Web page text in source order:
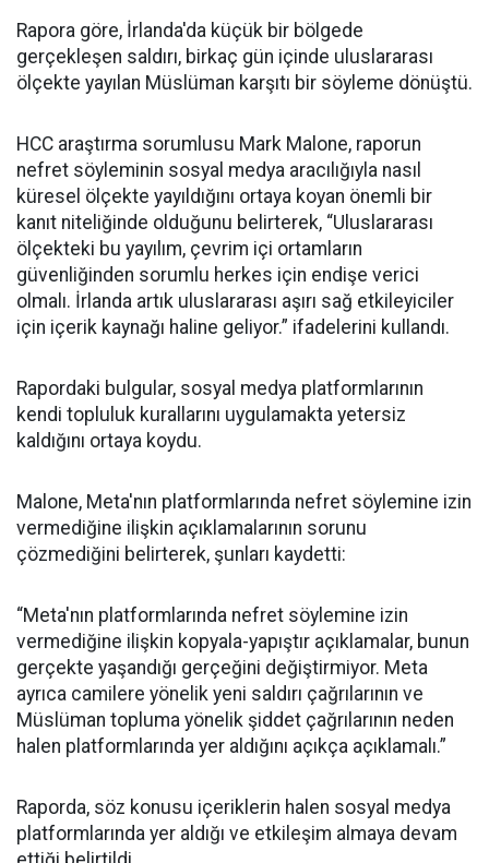
Rapora göre, İrlanda'da küçük bir bölgede
gerçekleşen saldırı, birkaç gün içinde uluslararası
ölçekte yayılan Müslüman karşıtı bir söyleme dönüştü.
HCC araştırma sorumlusu Mark Malone, raporun
nefret söyleminin sosyal medya aracılığıyla nasıl
küresel ölçekte yayıldığını ortaya koyan önemli bir
kanıt niteliğinde olduğunu belirterek, “Uluslararası
ölçekteki bu yayılım, çevrim içi ortamların
güvenliğinden sorumlu herkes için endişe verici
olmalı. İrlanda artık uluslararası aşırı sağ etkileyiciler
için içerik kaynağı haline geliyor.” ifadelerini kullandı.
Rapordaki bulgular, sosyal medya platformlarının
kendi topluluk kurallarını uygulamakta yetersiz
kaldığını ortaya koydu.
Malone, Meta'nın platformlarında nefret söylemine izin
vermediğine ilişkin açıklamalarının sorunu
çözmediğini belirterek, şunları kaydetti:
“Meta'nın platformlarında nefret söylemine izin
vermediğine ilişkin kopyala-yapıştır açıklamalar, bunun
gerçekte yaşandığı gerçeğini değiştirmiyor. Meta
ayrıca camilere yönelik yeni saldırı çağrılarının ve
Müslüman topluma yönelik şiddet çağrılarının neden
halen platformlarında yer aldığını açıkça açıklamalı.”
Raporda, söz konusu içeriklerin halen sosyal medya
platformlarında yer aldığı ve etkileşim almaya devam